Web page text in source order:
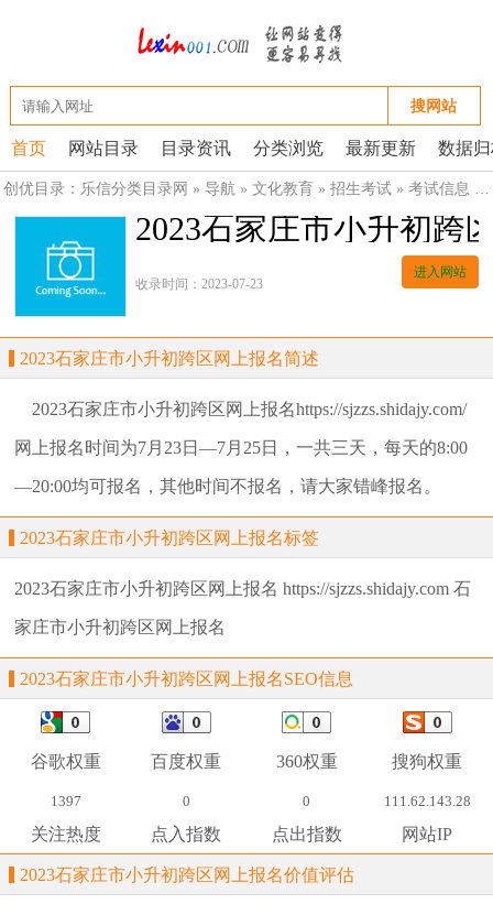
搜网站
首页 网站目录 目录资讯 分类浏览 最新更新 数据
创优目录： 乐信分类目录网 » 导航 » 文化教育 » 招生考试 » 考试信息
2023石家庄市小升初跨
收录时间：2023-07-23
进入网站
2023石家庄市小升初跨区网上报名简述
2023石家庄市小升初跨区网上报名https://sjzzs.shidajy.com/
网上报名时间为7月23日—7月25日，一共三天，每天的8:00
—20:00均可报名，其他时间不报名，请大家错峰报名。
2023石家庄市小升初跨区网上报名标签
2023石家庄市小升初跨区网上报名 https://sjzzs.shidajy.com 石
家庄市小升初跨区网上报名
2023石家庄市小升初跨区网上报名SEO信息
谷歌权重 百度权重 360权重 搜狗权重
1397
关注热度
0
点入指数
0
点出指数
111.62.143.28
网站IP
2023石家庄市小升初跨区网上报名价值评估